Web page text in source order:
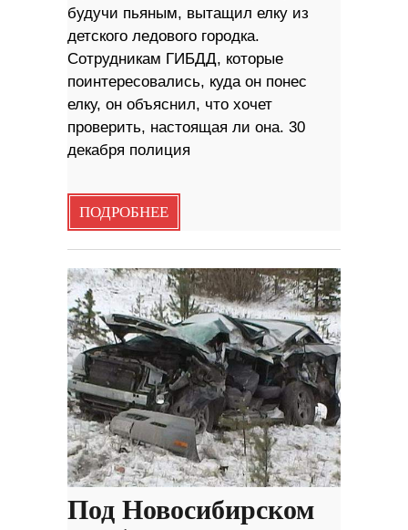
будучи пьяным, вытащил елку из
детского ледового городка.
Сотрудникам ГИБДД, которые
поинтересовались, куда он понес
елку, он объяснил, что хочет
проверить, настоящая ли она. 30
декабря полиция
ПОДРОБНЕЕ
Под Новосибирском